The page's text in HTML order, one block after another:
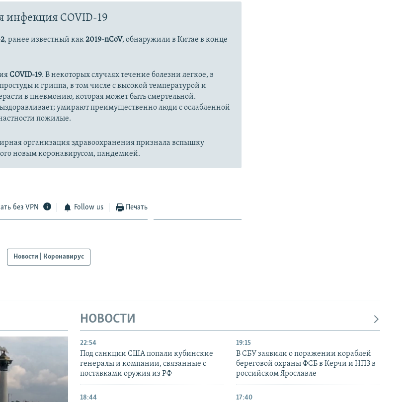
инфекция COVID-19
, ранее известный как2019-nCoV, обнаружили в Китае в конце
COVID-19. В некоторых случаях течение болезни легкое, в
и гриппа, в том числе с высокой температурой и
в пневмонию, которая может быть смертельной.
умирают преимущественно люди с ослабленной
пожилые.
организация здравоохранения признала вспышку
новым коронавирусом, пандемией.
без VPN Follow us Печать
Новости | Коронавирус
НОВОСТИ
22:54
Под санкции США попали кубинские
генералы и компании, связанные с
поставками оружия из РФ
19:15
В СБУ заявили о поражении кораблей
береговой охраны ФСБ в Керчи и НПЗ в
российском Ярославле
18:44 17:40